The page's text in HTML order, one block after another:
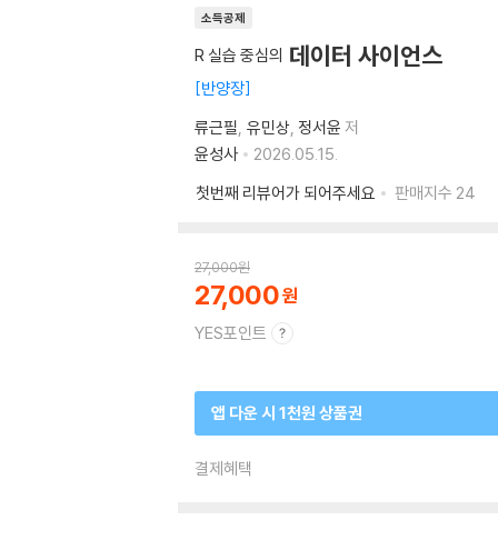
소득공제
R 실습 중심의 데이터 사이언스
반양장
류근필 유민상 정서윤 저
윤성사
2026.05.15.
첫번째 리뷰어가 되어주세요
판매지수 24
27,000원
27,000
YES포인트
앱 다운 시 1천원 상품권
결제혜택